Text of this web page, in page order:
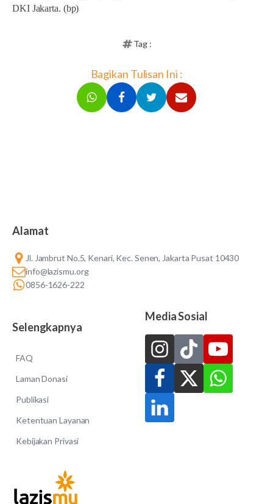
DKI Jakarta. (bp)
Tag :
Bagikan Tulisan Ini :
Alamat
Jl. Jambrut No.5, Kenari, Kec. Senen, Jakarta Pusat 10430
info@lazismu.org
0856-1626-222
Selengkapnya
FAQ
Laman Donasi
Publikasi
Ketentuan Layanan
Kebijakan Privasi
Media Sosial